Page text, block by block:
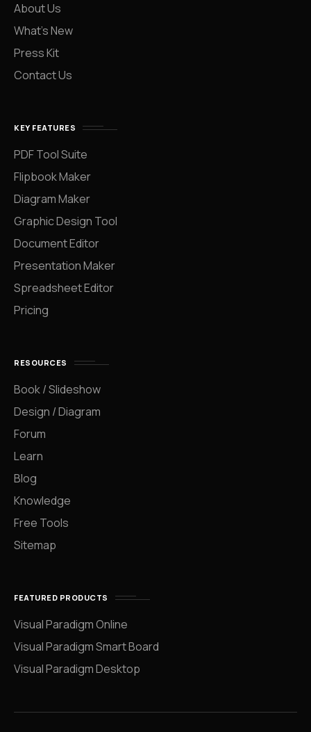
About Us
What’s New
Press Kit
Contact Us
KEY FEATURES
PDF Tool Suite
Flipbook Maker
Diagram Maker
Graphic Design Tool
Document Editor
Presentation Maker
Spreadsheet Editor
Pricing
RESOURCES
Book / Slideshow
Design / Diagram
Forum
Learn
Blog
Knowledge
Free Tools
Sitemap
FEATURED PRODUCTS
Visual Paradigm Online
Visual Paradigm Smart Board
Visual Paradigm Desktop